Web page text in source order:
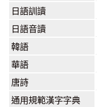
日語訓讀
日語音讀
韓語
華語
唐詩
通用規範漢字字典